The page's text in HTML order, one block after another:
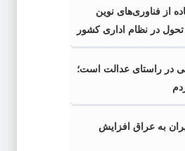
از فناوری‌های نوین
تحول در نظام اداری کشور
در راستای عدالت است؛
به عراق افزایش